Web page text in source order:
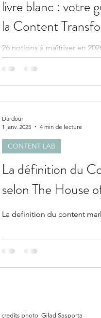
livre blanc : votre
la Content
26 notions à maîtriser en
transformation par The
La définition du
selon The House
La definition du content
CONTENT LAB
Dardour
1 janv. 2025
4 min de lecture
photo Gilad Sasporta